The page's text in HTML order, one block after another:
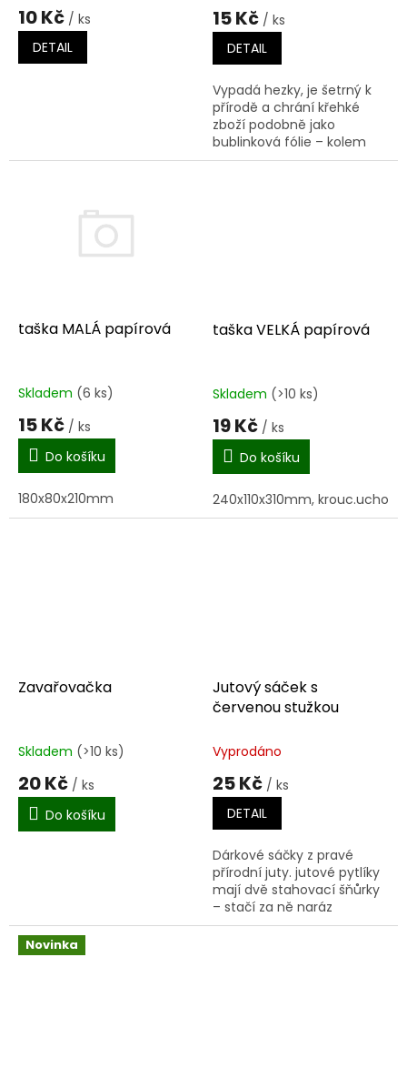
10 Kč / ks
DETAIL
15 Kč / ks
DETAIL
Vypadá hezky, je šetrný k
přírodě a chrání křehké
zboží podobně jako
bublinková fólie – kolem
předmětu vytvoří
taška MALÁ papírová
Skladem (6 ks)
15 Kč / ks
Do košíku
180x80x210mm
taška VELKÁ papírová
Skladem (>10 ks)
19 Kč / ks
Do košíku
240x110x310mm, krouc.ucho
Zavařovačka
Skladem (>10 ks)
20 Kč / ks
Do košíku
Jutový sáček s
červenou stužkou
Vyprodáno
25 Kč / ks
DETAIL
Dárkové sáčky z pravé
přírodní juty. jutové pytlíky
mají dvě stahovací šňůrky
– stačí za ně naráz
zatáhnout a uvázat mašli.
Novinka